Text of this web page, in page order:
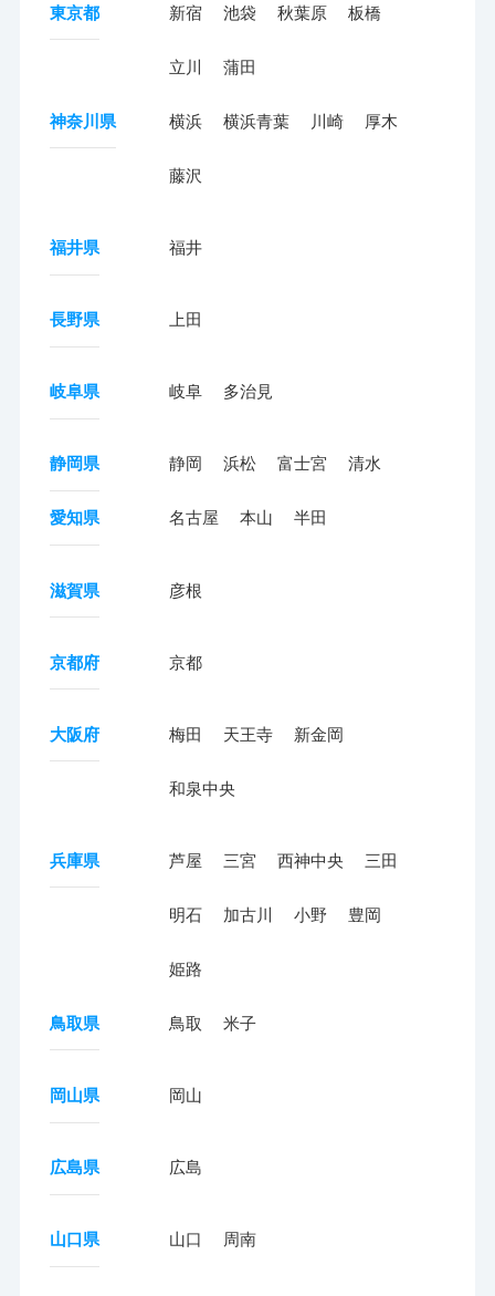
東京都 新宿 池袋 秋葉原 板橋
立川 蒲田
神奈川県 横浜 横浜青葉 川崎 厚木
藤沢
福井県 福井
長野県 上田
岐阜県 岐阜 多治見
静岡県 静岡 浜松 富士宮 清水
愛知県 名古屋 本山 半田
滋賀県 彦根
京都府 京都
大阪府 梅田 天王寺 新金岡
和泉中央
兵庫県 芦屋 三宮 西神中央 三田
明石 加古川 小野 豊岡
姫路
鳥取県 鳥取 米子
岡山県 岡山
広島県 広島
山口県 山口 周南